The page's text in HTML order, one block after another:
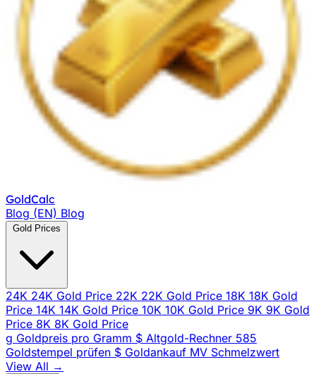
GoldCalc
Blog (EN) Blog
Gold Prices
24K 24K Gold Price 22K 22K Gold Price 18K 18K Gold
Price 14K 14K Gold Price 10K 10K Gold Price 9K 9K Gold
Price 8K 8K Gold Price
g Goldpreis pro Gramm $ Altgold-Rechner 585
Goldstempel prüfen $ Goldankauf MV Schmelzwert
View All →